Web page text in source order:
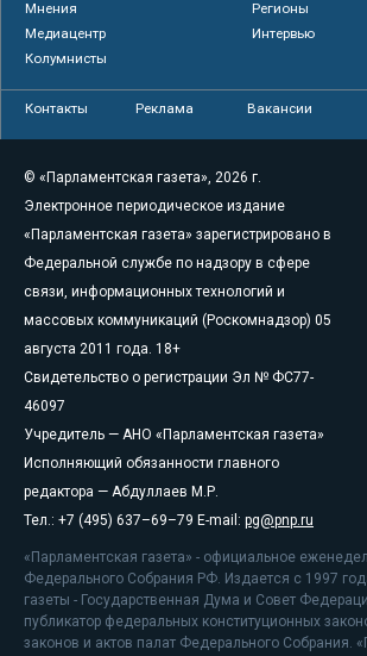
Мнения
Регионы
Медиацентр
Интервью
Колумнисты
Контакты Реклама Вакансии
© «Парламентская газета», 2026 г.
Электронное периодическое издание
«Парламентская газета» зарегистрировано в
Федеральной службе по надзору в сфере
связи, информационных технологий и
массовых коммуникаций (Роскомнадзор) 05
августа 2011 года. 18+
Свидетельство о регистрации Эл № ФС77-
46097
Учредитель — АНО «Парламентская газета»
Исполняющий обязанности главного
редактора — Абдуллаев М.Р.
Тел.: +7 (495) 637–69–79 E-mail: pg@pnp.ru
«Парламентская газета» - официальное
Федерального Собрания РФ. Издается с 1997
газеты - Государственная Дума и Совет
публикатор федеральных конституционных
законов и актов палат Федерального Собрания.